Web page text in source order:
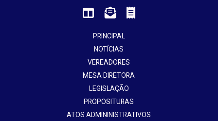
PRINCIPAL
NOTÍCIAS
VEREADORES
MESA DIRETORA
LEGISLAÇÃO
PROPOSITURAS
ATOS ADMININISTRATIVOS